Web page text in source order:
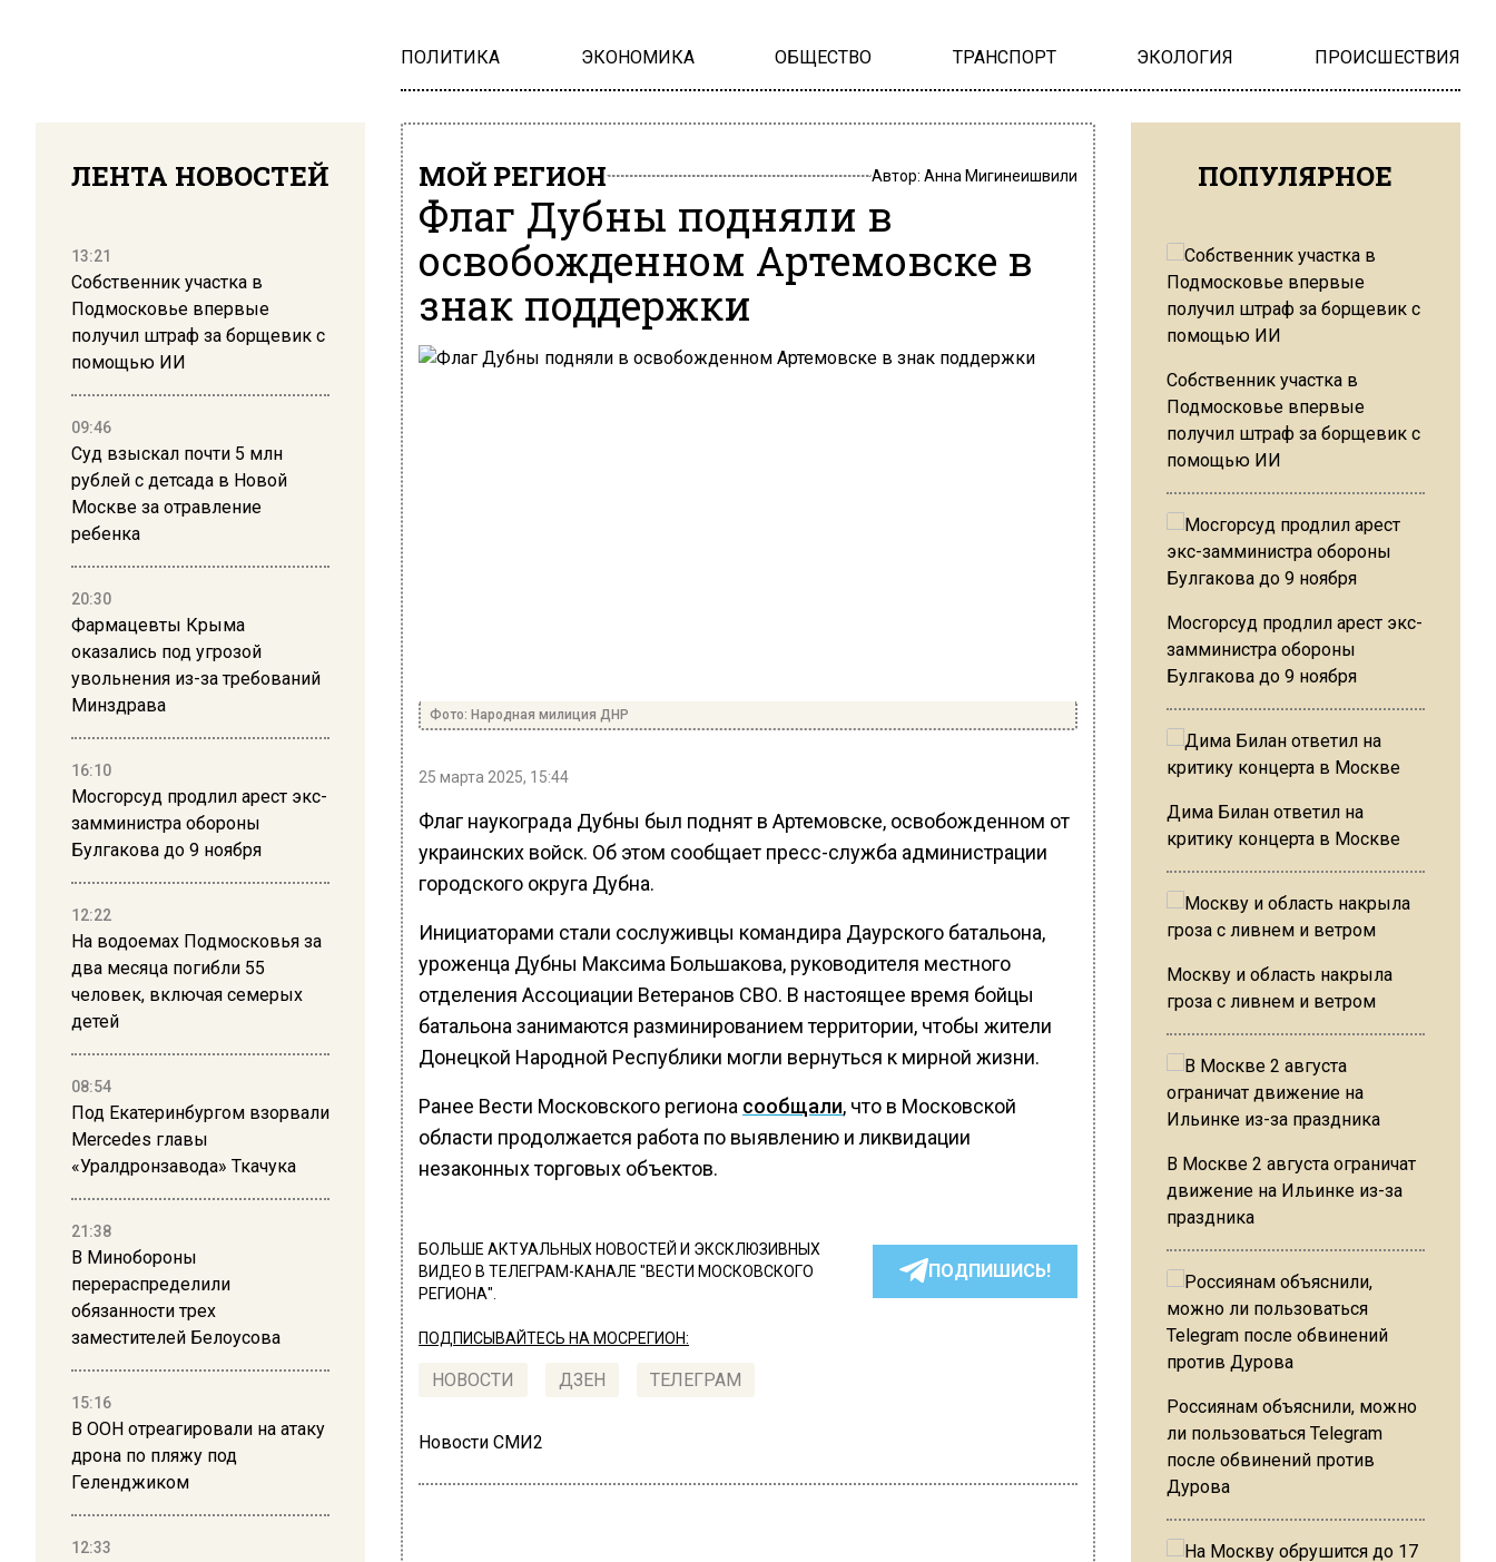
ПОЛИТИКА ЭКОНОМИКА ОБЩЕСТВО ТРАНСПОРТ ЭКОЛОГИЯ ПРОИСШЕСТВИЯ
ЛЕНТА НОВОСТЕЙ
13:21
Собственник участка в
Подмосковье впервые
получил штраф за борщевик с
помощью ИИ
09:46
Суд взыскал почти 5 млн
рублей с детсада в Новой
Москве за отравление
ребенка
20:30
Фармацевты Крыма
оказались под угрозой
увольнения из-за требований
Минздрава
16:10
Мосгорсуд продлил арест экс-
замминистра обороны
Булгакова до 9 ноября
12:22
На водоемах Подмосковья за
два месяца погибли 55
человек, включая семерых
детей
08:54
Под Екатеринбургом взорвали
Mercedes главы
«Уралдронзавода» Ткачука
21:38
В Минобороны
перераспределили
обязанности трех
заместителей Белоусова
15:16
В ООН отреагировали на атаку
дрона по пляжу под
Геленджиком
12:33
МОЙ РЕГИОН Автор: Анна Мигинеишвили
Флаг Дубны подняли в
освобожденном Артемовске в
знак поддержки
Фото: Народная милиция ДНР
25 марта 2025, 15:44
Флаг наукограда Дубны был поднят в Артемовске, освобожденном от
украинских войск. Об этом сообщает пресс-служба администрации
городского округа Дубна.
Инициаторами стали сослуживцы командира Даурского батальона,
уроженца Дубны Максима Большакова, руководителя местного
отделения Ассоциации Ветеранов СВО. В настоящее время бойцы
батальона занимаются разминированием территории, чтобы жители
Донецкой Народной Республики могли вернуться к мирной жизни.
Ранее Вести Московского региона сообщали, что в Московской
области продолжается работа по выявлению и ликвидации
незаконных торговых объектов.
БОЛЬШЕ АКТУАЛЬНЫХ НОВОСТЕЙ И ЭКСКЛЮЗИВНЫХ
ВИДЕО В ТЕЛЕГРАМ-КАНАЛЕ "ВЕСТИ МОСКОВСКОГО
РЕГИОНА".
ПОДПИШИСЬ!
ПОДПИСЫВАЙТЕСЬ НА МОСРЕГИОН:
НОВОСТИ ДЗЕН ТЕЛЕГРАМ
Новости СМИ2
ПОПУЛЯРНОЕ
Собственник участка в
Подмосковье впервые
получил штраф за борщевик с
помощью ИИ
Мосгорсуд продлил арест экс-
замминистра обороны
Булгакова до 9 ноября
Дима Билан ответил на
критику концерта в Москве
Москву и область накрыла
гроза с ливнем и ветром
В Москве 2 августа ограничат
движение на Ильинке из-за
праздника
Россиянам объяснили, можно
ли пользоваться Telegram
после обвинений против
Дурова